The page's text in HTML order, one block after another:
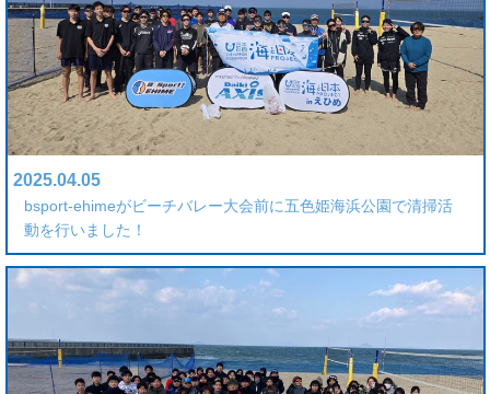
2025.04.05
bsport-ehimeがビーチバレー大会前に五色姫海浜公園で清掃活
動を行いました！